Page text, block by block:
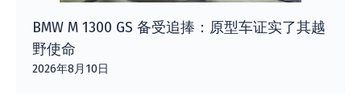
BMW M 1300 GS 备受追捧：原型车证实了其越
野使命
2026年8月10日